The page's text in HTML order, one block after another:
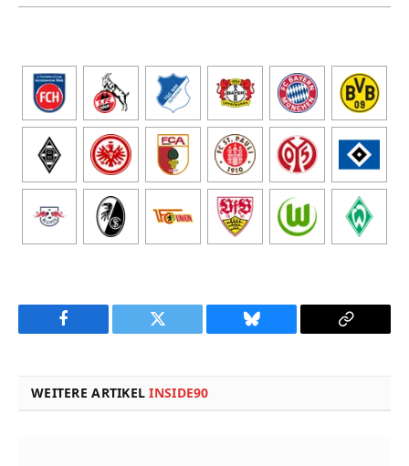
Facebook Twitter Bluesky
Copy
WEITERE ARTIKELINSIDE90